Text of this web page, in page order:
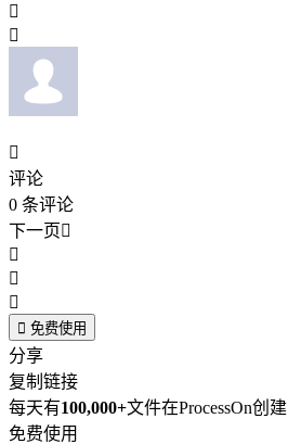



评论
0 条评论
下一页



 免费使用
分享
复制链接
每天有100,000+文件在ProcessOn创建
免费使用